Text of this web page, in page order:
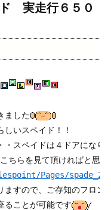
実走行６５０
ました
いスペイド！！
・スペイドは４ドアになり
らを見て頂ければと思い
Pages/
すので、ご存知のフロン
ることが可能です